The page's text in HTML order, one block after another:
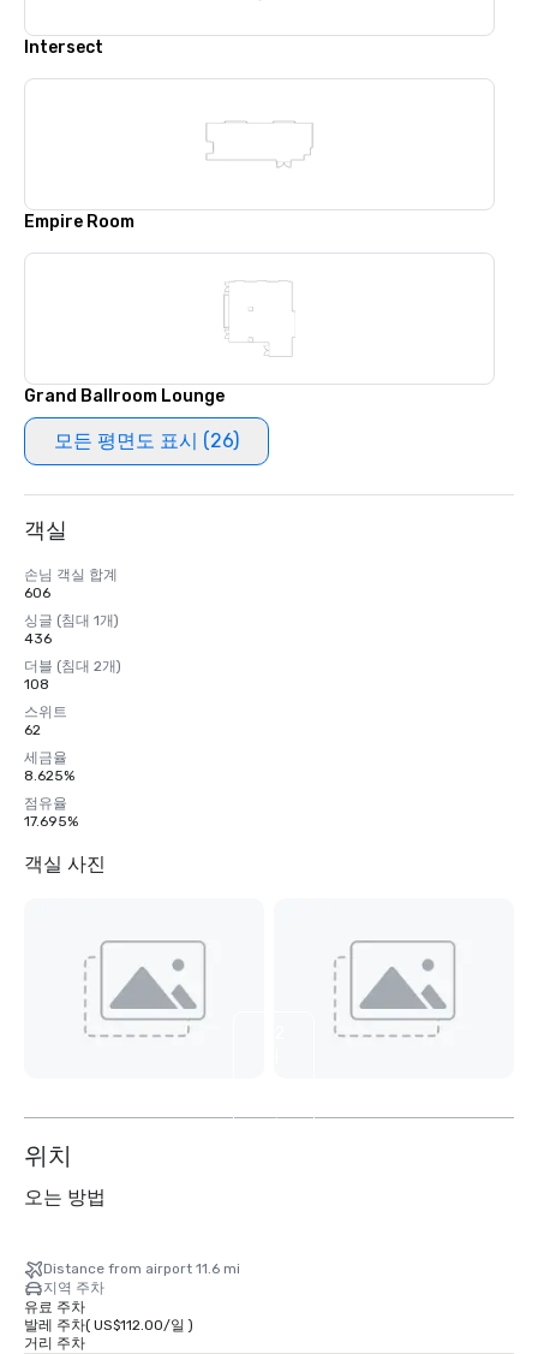
Intersect
Empire Room
Grand Ballroom Lounge
모든 평면도 표시 (26)
객실
손님 객실 합계
606
싱글 (침대 1개)
436
더블 (침대 2개)
108
스위트
62
세금율
8.625%
점유율
17.695%
객실 사진
기
위치
오는 방법
Distance from airport 11.6 mi
지역 주차
유료 주차
발레 주차( US$112.00/일 )
거리 주차